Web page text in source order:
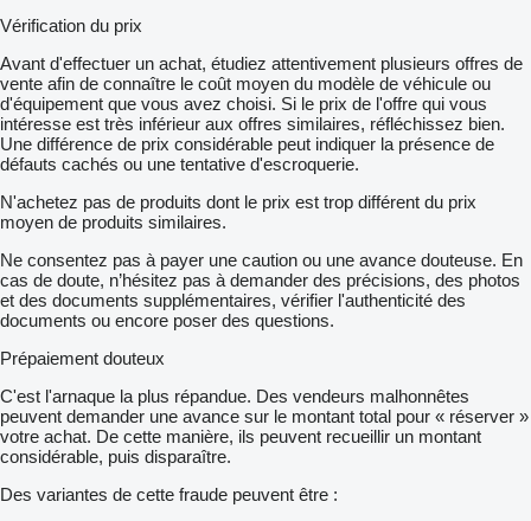
Vérification du prix
Avant d'effectuer un achat, étudiez attentivement plusieurs offres de
vente afin de connaître le coût moyen du modèle de véhicule ou
d'équipement que vous avez choisi. Si le prix de l'offre qui vous
intéresse est très inférieur aux offres similaires, réfléchissez bien.
Une différence de prix considérable peut indiquer la présence de
défauts cachés ou une tentative d'escroquerie.
N'achetez pas de produits dont le prix est trop différent du prix
moyen de produits similaires.
Ne consentez pas à payer une caution ou une avance douteuse. En
cas de doute, n’hésitez pas à demander des précisions, des photos
et des documents supplémentaires, vérifier l'authenticité des
documents ou encore poser des questions.
Prépaiement douteux
C'est l'arnaque la plus répandue. Des vendeurs malhonnêtes
peuvent demander une avance sur le montant total pour « réserver »
votre achat. De cette manière, ils peuvent recueillir un montant
considérable, puis disparaître.
Des variantes de cette fraude peuvent être :